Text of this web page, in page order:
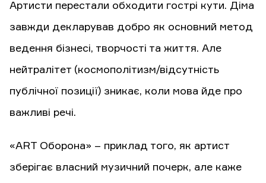
Артисти перестали обходити гострі кути. Діма
завжди декларував добро як основний метод
ведення бізнесі, творчості та життя. Але
нейтралітет (космополітизм/відсутність
публічної позиції) зникає, коли мова йде про
важливі речі.
«ART Оборона» – приклад того, як артист
зберігає власний музичний почерк, але каже